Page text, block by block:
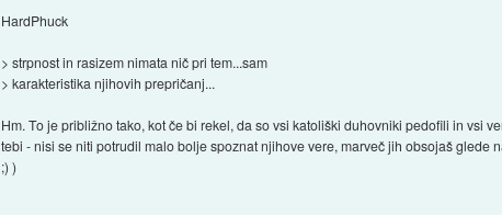
HardPhuck
> strpnost in rasizem nimata nič pri tem...sam
> karakteristika njihovih prepričanj...
Hm. To je približno tako, kot če bi rekel, da so vsi katoliški duhovniki pedofili in vsi
tebi - nisi se niti potrudil malo bolje spoznat njihove vere, marveč jih obsojaš
;) )